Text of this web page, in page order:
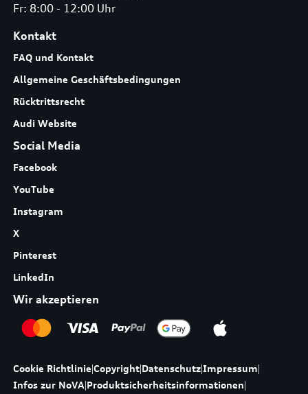
Fr: 8:00 - 12:00 Uhr
Kontakt
FAQ und Kontakt
Allgemeine Geschäftsbedingungen
Rücktrittsrecht
Audi Website
Social Media
Facebook
YouTube
Instagram
X
Pinterest
LinkedIn
Wir akzeptieren
Cookie Richtlinie|Copyright|Datenschutz|Impressum|
Infos zur NoVA|Produktsicherheitsinformationen|